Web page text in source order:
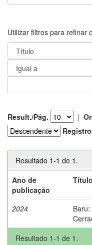
Utilizar filtros para refinar
Result./Pág. |
Resultado 1-1 de 1.
Ano de
publicação
Título
2024
Resultado 1-1 de 1.